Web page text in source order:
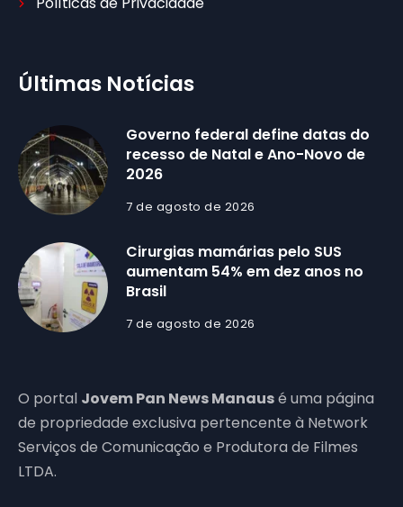
Últimas Notícias
Governo federal define datas do
recesso de Natal e Ano-Novo de
2026
7 de agosto de 2026
Cirurgias mamárias pelo SUS
aumentam 54% em dez anos no
Brasil
7 de agosto de 2026
O portal Jovem Pan News Manausé uma página
de propriedade exclusiva pertencente à Network
Serviços de Comunicação e Produtora de Filmes
LTDA.